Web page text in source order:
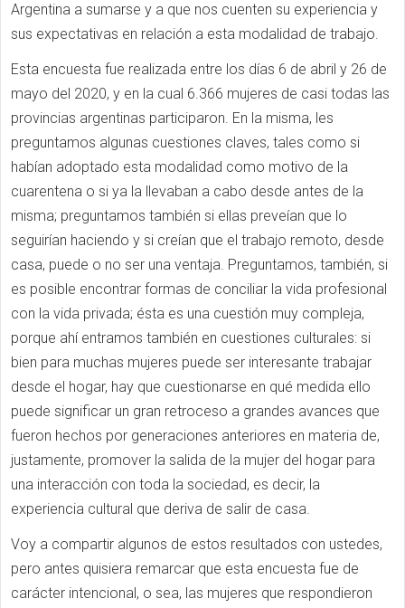
Argentina a sumarse y a que nos cuenten su experiencia y
sus expectativas en relación a esta modalidad de trabajo.
Esta encuesta fue realizada entre los días 6 de abril y 26 de
mayo del 2020, y en la cual 6.366 mujeres de casi todas las
provincias argentinas participaron. En la misma, les
preguntamos algunas cuestiones claves, tales como si
habían adoptado esta modalidad como motivo de la
cuarentena o si ya la llevaban a cabo desde antes de la
misma; preguntamos también si ellas preveían que lo
seguirían haciendo y si creían que el trabajo remoto, desde
casa, puede o no ser una ventaja. Preguntamos, también, si
es posible encontrar formas de conciliar la vida profesional
con la vida privada; ésta es una cuestión muy compleja,
porque ahí entramos también en cuestiones culturales: si
bien para muchas mujeres puede ser interesante trabajar
desde el hogar, hay que cuestionarse en qué medida ello
puede significar un gran retroceso a grandes avances que
fueron hechos por generaciones anteriores en materia de,
justamente, promover la salida de la mujer del hogar para
una interacción con toda la sociedad, es decir, la
experiencia cultural que deriva de salir de casa.
Voy a compartir algunos de estos resultados con ustedes,
pero antes quisiera remarcar que esta encuesta fue de
carácter intencional, o sea, las mujeres que respondieron